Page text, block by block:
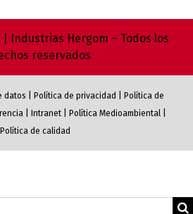
Industrias Hergom – Todos los
reservados
datos Política de privacidad
Política de
| Intranet| Política Medioambiental|
Política de calidad